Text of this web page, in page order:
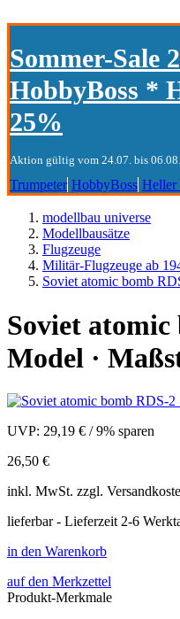
Sommer-Sale
HobbyBoss *
25%
Aktion gültig vom 24.07. bis
Trumpeter HobbyBoss Heller
modellbau universe
Modellbausätze
Flugzeuge
Militär-Flugzeuge ab
Soviet atomic bomb
Soviet atomic
Model ·
UVP: 29,19 € /9% sparen
26,50 €
inkl. MwSt. zzgl.
lieferbar - Lieferzeit 2-6
in den Warenkorb
auf den Merkzettel
Produkt-Merkmale